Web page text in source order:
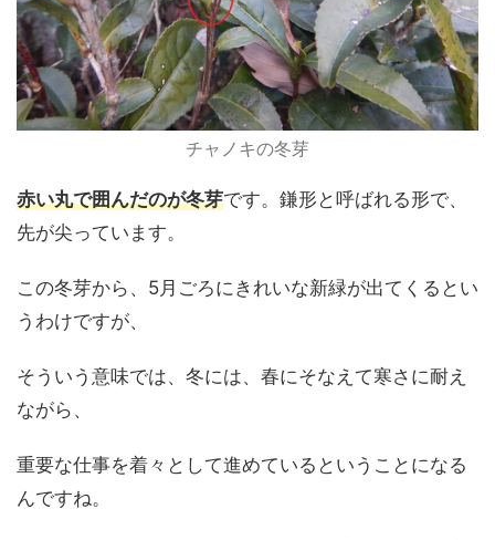
チャノキの冬芽
赤い丸で囲んだのが冬芽です。鎌形と呼ばれる形で、
先が尖っています。
この冬芽から、5月ごろにきれいな新緑が出てくるとい
うわけですが、
そういう意味では、冬には、春にそなえて寒さに耐え
ながら、
重要な仕事を着々として進めているということになる
んですね。